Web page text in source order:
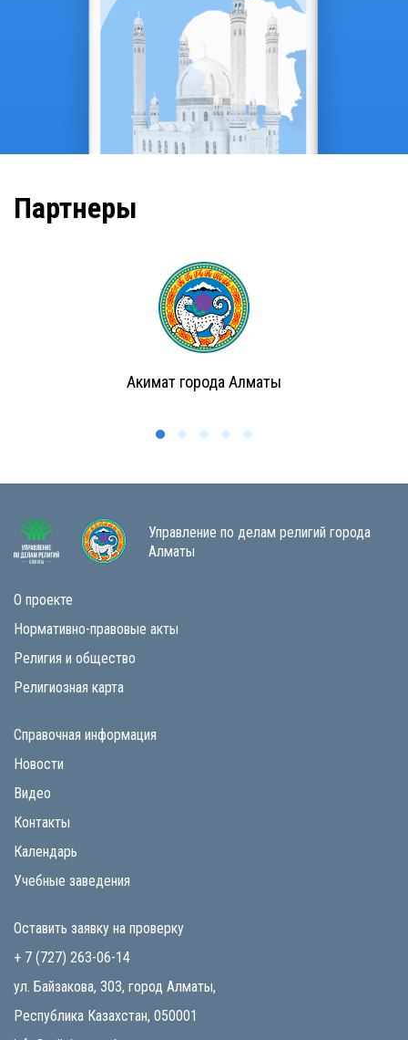
Партнеры
Акимат города Алматы
Управление по делам религий города
Алматы
О проекте
Нормативно-правовые акты
Религия и общество
Религиозная карта
Справочная информация
Новости
Видео
Контакты
Календарь
Учебные заведения
Оставить заявку на проверку
+ 7 (727) 263-06-14
ул. Байзакова, 303, город Алматы,
Республика Казахстан, 050001